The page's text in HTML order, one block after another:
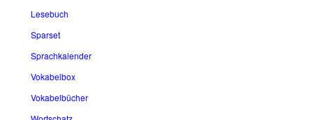
Lesebuch
Sparset
Sprachkalender
Vokabelbox
Vokabelbücher